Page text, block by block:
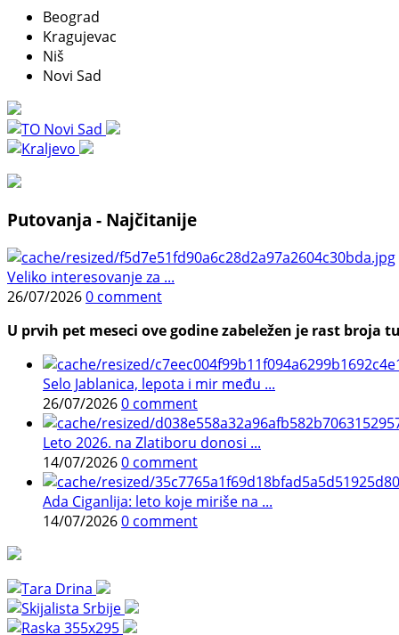
Beograd
Kragujevac
Niš
Novi Sad
Putovanja - Najčitanije
Veliko interesovanje za ...
26/07/20260 comment
U prvih pet meseci ove godine zabeležen je rast
Selo Jablanica, lepota i mir među ...
26/07/20260 comment
Leto 2026. na Zlatiboru donosi ...
14/07/20260 comment
Ada Ciganlija: leto koje miriše na ...
14/07/20260 comment